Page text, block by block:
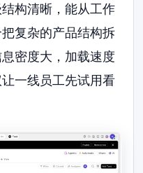
构清晰，能从工作
复杂的产品结构拆
密度大，加载速度
一线员工先试用看